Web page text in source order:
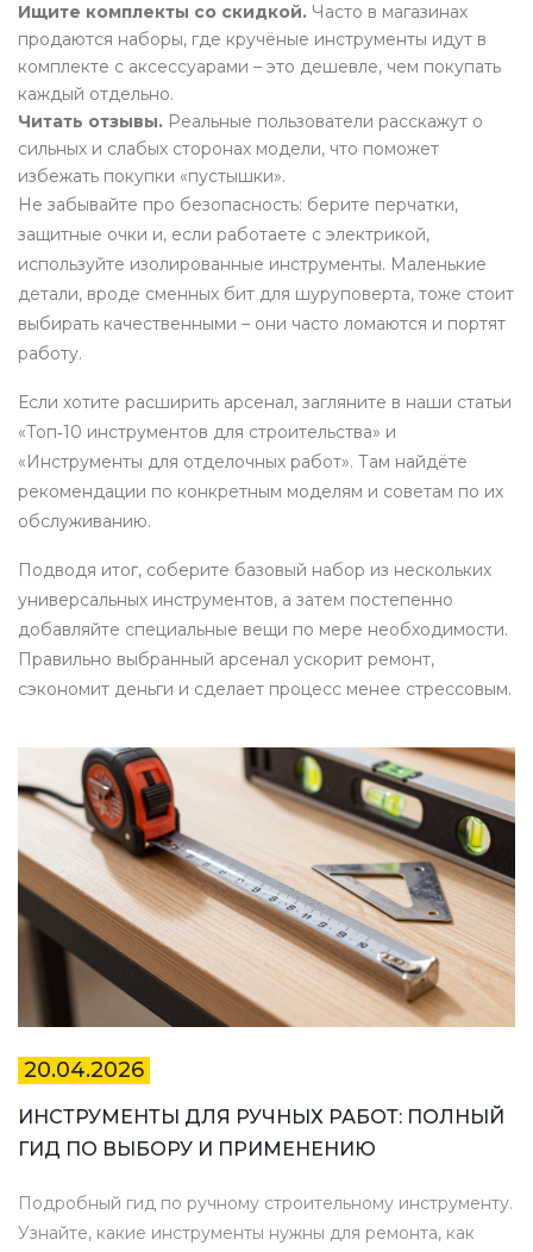
Ищите комплекты со скидкой. Часто в магазинах
продаются наборы, где кручёные инструменты идут в
комплекте с аксессуарами – это дешевле, чем покупать
каждый отдельно.
Читать отзывы. Реальные пользователи расскажут о
сильных и слабых сторонах модели, что поможет
избежать покупки «пустышки».
Не забывайте про безопасность: берите перчатки,
защитные очки и, если работаете с электрикой,
используйте изолированные инструменты. Маленькие
детали, вроде сменных бит для шуруповерта, тоже стоит
выбирать качественными – они часто ломаются и портят
работу.
Если хотите расширить арсенал, загляните в наши статьи
«Топ‑10 инструментов для строительства» и
«Инструменты для отделочных работ». Там найдёте
рекомендации по конкретным моделям и советам по их
обслуживанию.
Подводя итог, соберите базовый набор из нескольких
универсальных инструментов, а затем постепенно
добавляйте специальные вещи по мере необходимости.
Правильно выбранный арсенал ускорит ремонт,
сэкономит деньги и сделает процесс менее стрессовым.
20.04.2026
ИНСТРУМЕНТЫ ДЛЯ РУЧНЫХ РАБОТ: ПОЛНЫЙ
ГИД ПО ВЫБОРУ И ПРИМЕНЕНИЮ
Подробный гид по ручному строительному инструменту.
Узнайте, какие инструменты нужны для ремонта, как